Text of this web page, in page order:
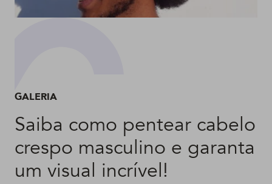
GALERIA
Saiba como pentear cabelo
crespo masculino e garanta
um visual incrível!